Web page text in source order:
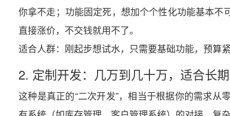
你拿不走；功能固定死，想加个个性化功能基本
直接涨价，不交钱就用不了。
适合人群：刚起步想试水，只需要基础功能，预算
2. 定制开发：几万到几十万，适合长
这种是真正的“二次开发”，相当于根据你的需求